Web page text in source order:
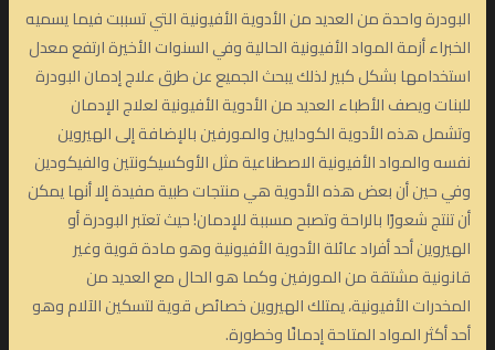
البودرة واحدة من العديد من الأدوية الأفيونية التي تسببت فيما يسميه
الخبراء أزمة المواد الأفيونية الحالية وفي السنوات الأخيرة ارتفع معدل
استخدامها بشكل كبير لذلك يبحث الجميع عن طرق علاج إدمان البودرة
للبنات ويصف الأطباء العديد من الأدوية الأفيونية لعلاج الإدمان
وتشمل هذه الأدوية الكودايين والمورفين بالإضافة إلى الهيروين
نفسه والمواد الأفيونية الاصطناعية مثل الأوكسيكونتين والفيكودين
وفي حين أن بعض هذه الأدوية هي منتجات طبية مفيدة إلا أنها يمكن
أن تنتج شعورًا بالراحة وتصبح مسببة للإدمان! حيث تعتبر البودرة أو
الهيروين أحد أفراد عائلة الأدوية الأفيونية وهو مادة قوية وغير
قانونية مشتقة من المورفين وكما هو الحال مع العديد من
المخدرات الأفيونية، يمتلك الهيروين خصائص قوية لتسكين الآلام وهو
أحد أكثر المواد المتاحة إدمانًا وخطورة.